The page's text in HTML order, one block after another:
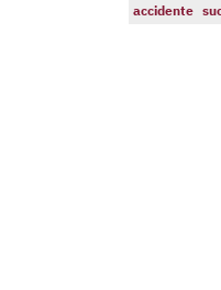
accidente